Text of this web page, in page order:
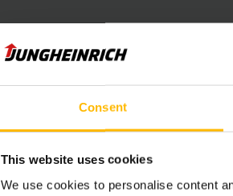
Consent
This website uses cookies
We use cookies to personalise content
De embedded